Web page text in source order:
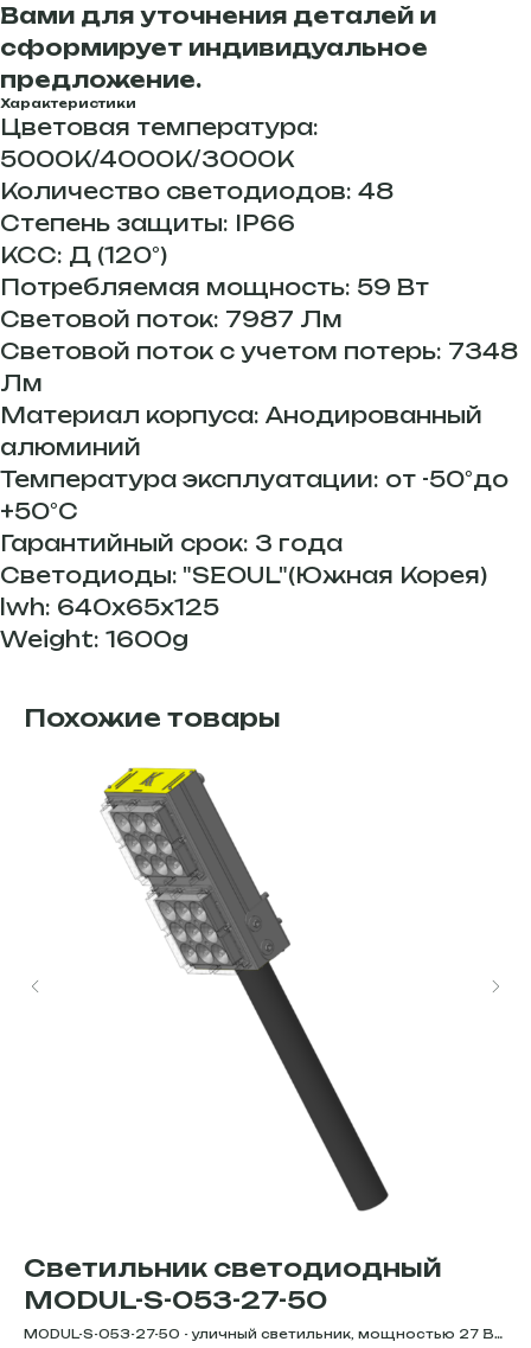
Вами для уточнения деталей и
сформирует индивидуальное
предложение.
Характеристики
Цветовая температура:
5000К/4000К/3000К
Количество светодиодов: 48
Степень защиты: IP66
КСС: Д (120°)
Потребляемая мощность: 59 Вт
Световой поток: 7987 Лм
Световой поток с учетом потерь: 7348
Лм
Материал корпуса: Анодированный
алюминий
Температура эксплуатации: от -50°до
+50°С
Гарантийный срок: 3 года
Светодиоды: "SEOUL"(Южная Корея)
lwh: 640x65x125
Weight: 1600g
Похожие товары
Светильник светодиодный
MODUL-S-053-27-50
MODUL-S-053-27-50 - уличный светильник, мощностью 27 Вт.